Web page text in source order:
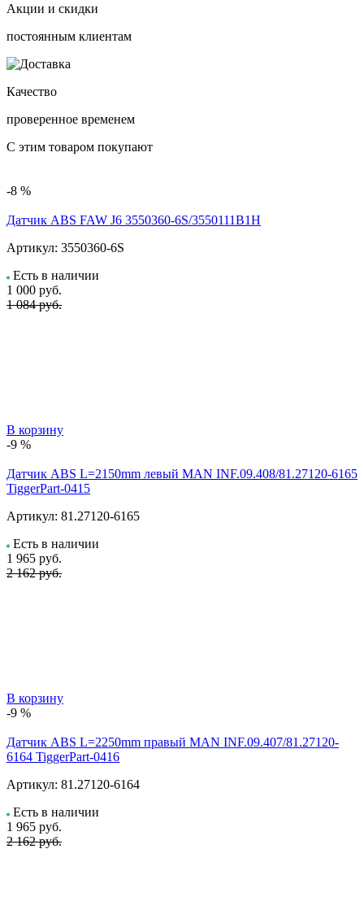
Акции и скидки
постоянным клиентам
Качество
проверенное временем
С этим товаром покупают
-8 %
Датчик ABS FAW J6 3550360-6S/3550111B1H
Артикул: 3550360-6S
Есть в наличии
1 000 руб.
1 084 руб.
В корзину
-9 %
Датчик ABS L=2150mm левый MAN INF.09.408/81.27120-6165
TiggerPart-0415
Артикул: 81.27120-6165
Есть в наличии
1 965 руб.
2 162 руб.
В корзину
-9 %
Датчик ABS L=2250mm правый MAN INF.09.407/81.27120-
6164 TiggerPart-0416
Артикул: 81.27120-6164
Есть в наличии
1 965 руб.
2 162 руб.